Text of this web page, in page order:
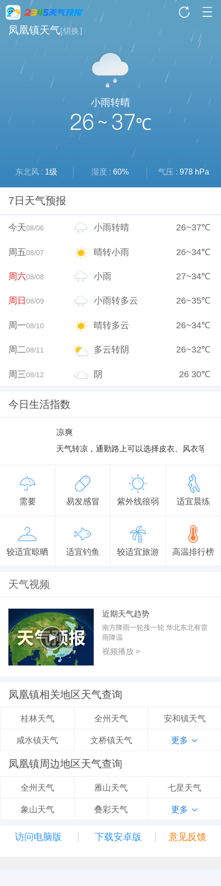
凤凰镇天气[切换]
小雨转晴
26 ~ 37℃
东北风 : 1级 湿度 : 60% 气压 : 978 hPa
7日天气预报
今天08/06 小雨转晴 26~37℃
周五08/07 晴转小雨 26~34℃
周六08/08 小雨 27~34℃
周日08/09 小雨转多云 26~35℃
周一08/10 晴转多云 26~34℃
周二08/11 多云转阴 26~32℃
周三08/12 阴 26 30℃
今日生活指数
凉爽
天气转凉，通勤路上可以选择皮衣、风衣等防
需要 易发感冒 紫外线很弱 适宜晨练
较适宜晾晒 适宜钓鱼 较适宜旅游 高温排行榜
天气视频
近期天气趋势
南方降雨一轮接一轮 华北东北有雷
雨降温
视频播放 >
凤凰镇相关地区天气查询
桂林天气 全州天气 安和镇天气
咸水镇天气 文桥镇天气 更多
凤凰镇周边地区天气查询
全州天气 雁山天气 七星天气
象山天气 叠彩天气 更多
访问电脑版 | 下载安卓版 | 意见反馈